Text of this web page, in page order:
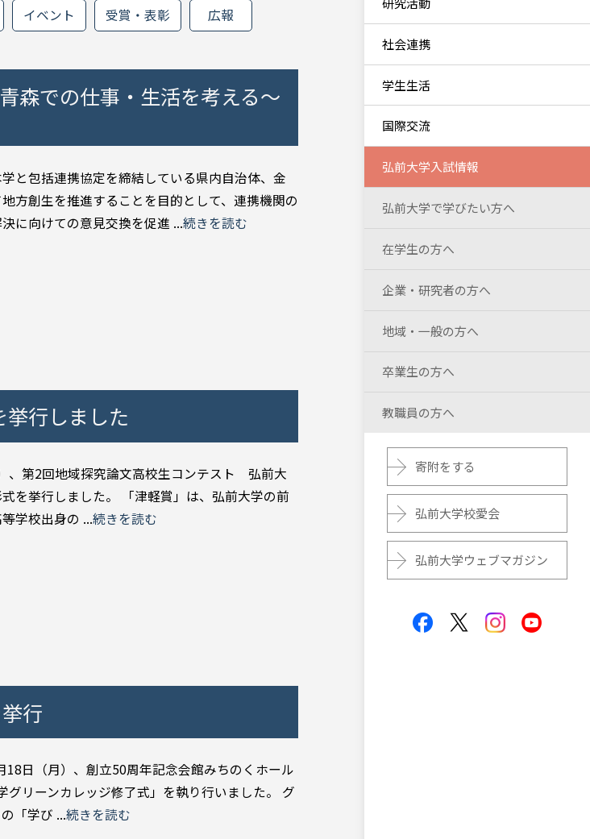
イベント 受賞・表彰 広報
森での仕事・生活を考える～
と包括連携協定を締結している県内自治体、金
方創生を推進することを目的として、連携機関の
に向けての意見交換を促進 ...続きを読む
行しました
、第2回地域探究論文高校生コンテスト 弘前大
を挙行しました。 「津軽賞」は、弘前大学の前
学校出身の ...続きを読む
行
日（月）、創立50周年記念会館みちのくホール
グリーンカレッジ修了式」を執り行いました。 グ
「学び ...続きを読む
社会連携
学生生活
国際交流
弘前大学入試情報
弘前大学で学びたい方へ
在学生の方へ
企業・研究者の方へ
地域・一般の方へ
卒業生の方へ
教職員の方へ
寄附をする
弘前大学校愛会
弘前大学ウェブマガジン